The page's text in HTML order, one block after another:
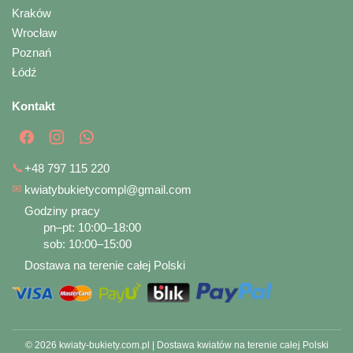
Kraków
Wrocław
Poznań
Łódź
Kontakt
📞+48 797 115 220
✉ kwiatybukietycompl@gmail.com
Godziny pracy
pn–pt: 10:00–18:00
sob: 10:00–15:00
Dostawa na terenie całej Polski
© 2026 kwiaty-bukiety.com.pl | Dostawa kwiatów na terenie całej Polski